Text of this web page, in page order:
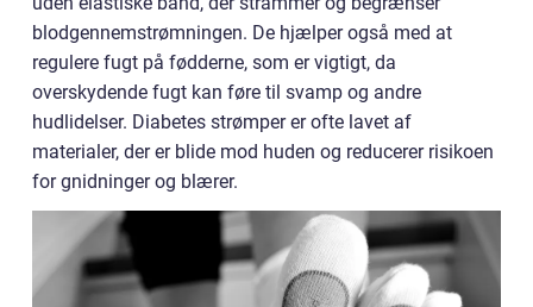
blodgennemstrømningen. De hjælper også med at
regulere fugt på fødderne, som er vigtigt, da
overskydende fugt kan føre til svamp og andre
hudlidelser. Diabetes strømper er ofte lavet af
materialer, der er blide mod huden og reducerer risikoen
for gnidninger og blærer.